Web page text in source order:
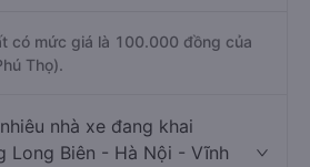
có mức giá là 100.000 đồng của
Thọ).
nhà xe đang khai
Long Biên - Hà Nội - Vĩnh